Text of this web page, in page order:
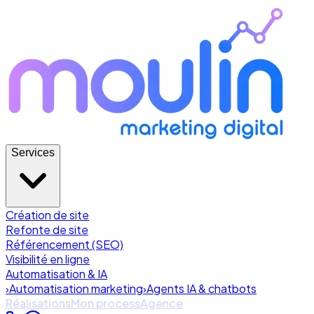
Services
Création de site
Refonte de site
Référencement (SEO)
Visibilité en ligne
Automatisation & IA
›Automatisation marketing›Agents IA & chatbots
RéalisationsMon processAgence